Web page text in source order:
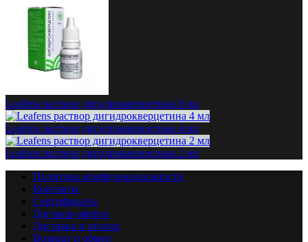
Leafens раствор дигидрокверцетина 8 мл
Leafens раствор дигидрокверцетина 4 мл
Leafens раствор дигидрокверцетина 2 мл
Политика конфиденциальности
Контакты
Сертификаты
Договор-оферта
Доставка и оплата
Возврат и обмен